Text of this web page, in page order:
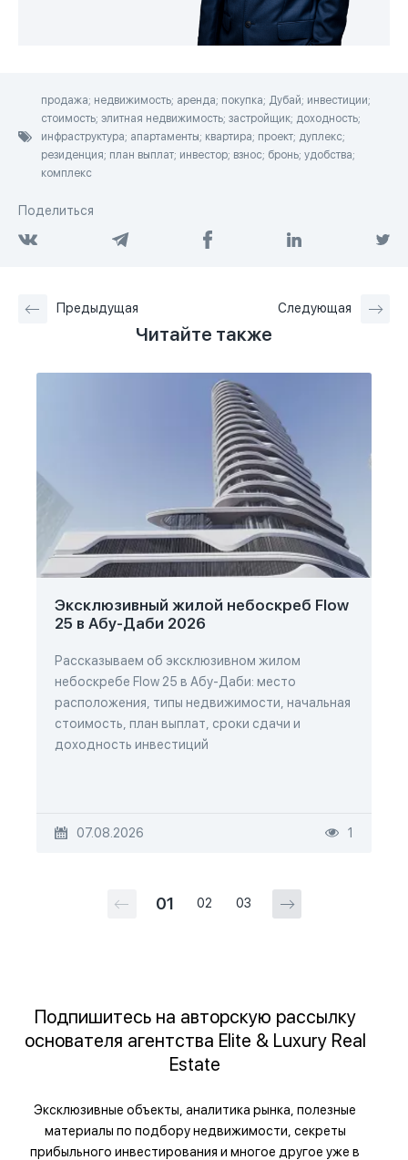
продажа; недвижимость; аренда; покупка; Дубай; инвестиции;
стоимость; элитная недвижимость; застройщик; доходность;
инфраструктура; апартаменты; квартира; проект; дуплекс;
резиденция; план выплат; инвестор; взнос; бронь; удобства;
комплекс
Поделиться
Предыдущая Следующая
Читайте также
Эксклюзивный жилой небоскреб Flow
25 в Абу-Даби 2026
Рассказываем об эксклюзивном жилом
небоскребе Flow 25 в Абу-Даби: место
расположения, типы недвижимости, начальная
стоимость, план выплат, сроки сдачи и
доходность инвестиций
07.08.2026 1
01 02 03
Подпишитесь на авторскую рассылку
основателя агентства Elite & Luxury Real
Estate
Эксклюзивные объекты, аналитика рынка, полезные
материалы по подбору недвижимости, секреты
прибыльного инвестирования и многое другое уже в